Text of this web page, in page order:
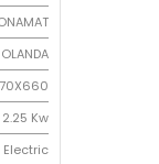
OLANDA
2.25 Kw
Electric